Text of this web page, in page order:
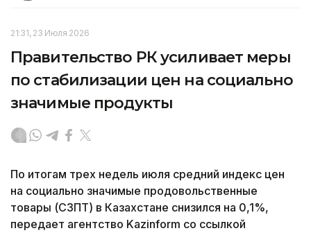
21:31, 23 Июля 2026
Правительство РК усиливает меры
по стабилизации цен на социально
значимые продукты
По итогам трех недель июля средний индекс цен
на социально значимые продовольственные
товары (СЗПТ) в Казахстане снизился на 0,1%,
передает агентство Kazinform со ссылкой